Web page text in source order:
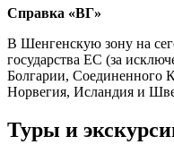
Справка «ВГ»
В Шенгенскую зону на
государства ЕС (за
Болгарии, Соединенного
Норвегия, Исландия и
Туры и